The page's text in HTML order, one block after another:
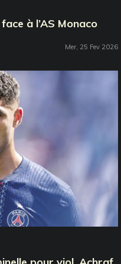
à l’AS Monaco
Mer, 25 Fev 2026